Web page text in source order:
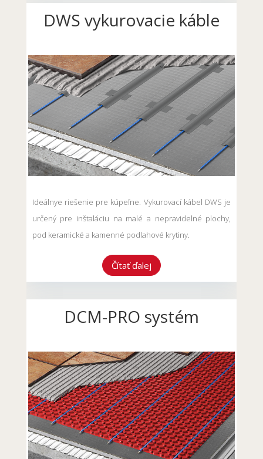
DWS vykurovacie káble
Ideálnye riešenie pre kúpeľne. Vykurovací kábel DWS je
určený pre inštaláciu na malé a nepravidelné plochy,
pod keramické a kamenné podlahové krytiny.
Čítať ďalej
DCM-PRO systém